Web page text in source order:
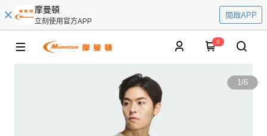
摩曼頓
立刻使用官方APP
開啟APP
0
1/6